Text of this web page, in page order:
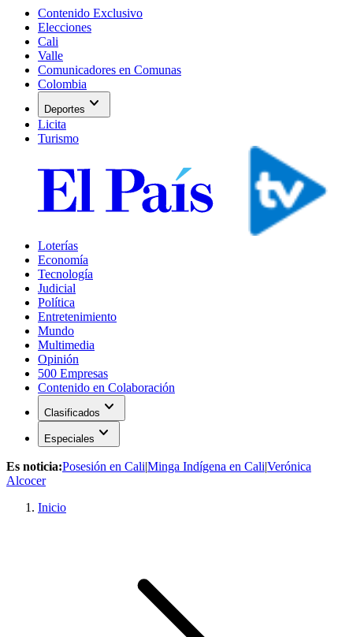
Contenido Exclusivo
Elecciones
Cali
Valle
Comunicadores en Comunas
Colombia
Deportes expand_more
Licita
Turismo
Loterías
Economía
Tecnología
Judicial
Política
Entretenimiento
Mundo
Multimedia
Opinión
500 Empresas
Contenido en Colaboración
Clasificados expand_more
Especiales expand_more
Es noticia:Posesión en Cali|Minga Indígena en Cali|Verónica
Alcocer
Inicio